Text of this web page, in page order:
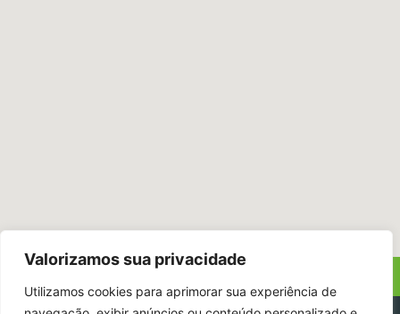
Valorizamos sua privacidade
Utilizamos cookies para aprimorar sua experiência de